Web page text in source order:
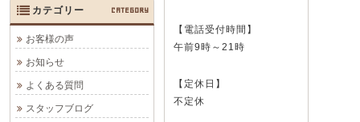
【電話受付時間】
午前9時～21時
【定休日】
不定休
カテゴリー CATEGORY
お客様の声
お知らせ
よくある質問
スタッフブログ